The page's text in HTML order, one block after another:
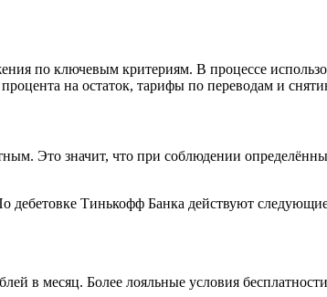
по ключевым критериям. В процессе
на остаток, тарифы по переводам и
Это значит, что при соблюдении
дебетовке Тинькофф Банка действуют
в месяц. Более лояльные условия